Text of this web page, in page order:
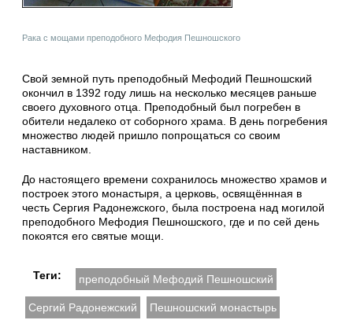
Рака с мощами преподобного Мефодия Пешношского
Свой земной путь преподобный Мефодий Пешношский
окончил в 1392 году лишь на несколько месяцев раньше
своего духовного отца. Преподобный был погребен в
обители недалеко от соборного храма. В день погребения
множество людей пришло попрощаться со своим
наставником.
До настоящего времени сохранилось множество храмов и
построек этого монастыря, а церковь, освящённная в
честь Сергия Радонежского, была построена над могилой
преподобного Мефодия Пешношского, где и по сей день
покоятся его святые мощи.
Теги: преподобный Мефодий Пешношский
Сергий Радонежский Пешношский монастырь